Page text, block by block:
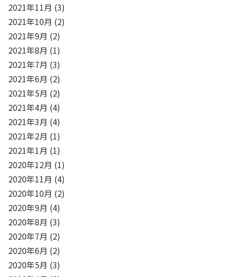
2021年11月 (3)
2021年10月 (2)
2021年9月 (2)
2021年8月 (1)
2021年7月 (3)
2021年6月 (2)
2021年5月 (2)
2021年4月 (4)
2021年3月 (4)
2021年2月 (1)
2021年1月 (1)
2020年12月 (1)
2020年11月 (4)
2020年10月 (2)
2020年9月 (4)
2020年8月 (3)
2020年7月 (2)
2020年6月 (2)
2020年5月 (3)